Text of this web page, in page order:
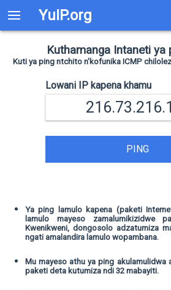
YuIP.org
Kuthamanga Intaneti ya
Kuti ya ping ntchito n'kofunika ICMP
Lowani IP kapena khamu
PING
Ya ping lamulo kapena (paketi
lamulo mayeso zamalumikizidwe
Kwenikweni, dongosolo adzatumiza
ngati amalandira lamulo wopambana.
Mu mayeso athu ya ping akulamulidwa
paketi deta kutumiza ndi 32 mabayiti.